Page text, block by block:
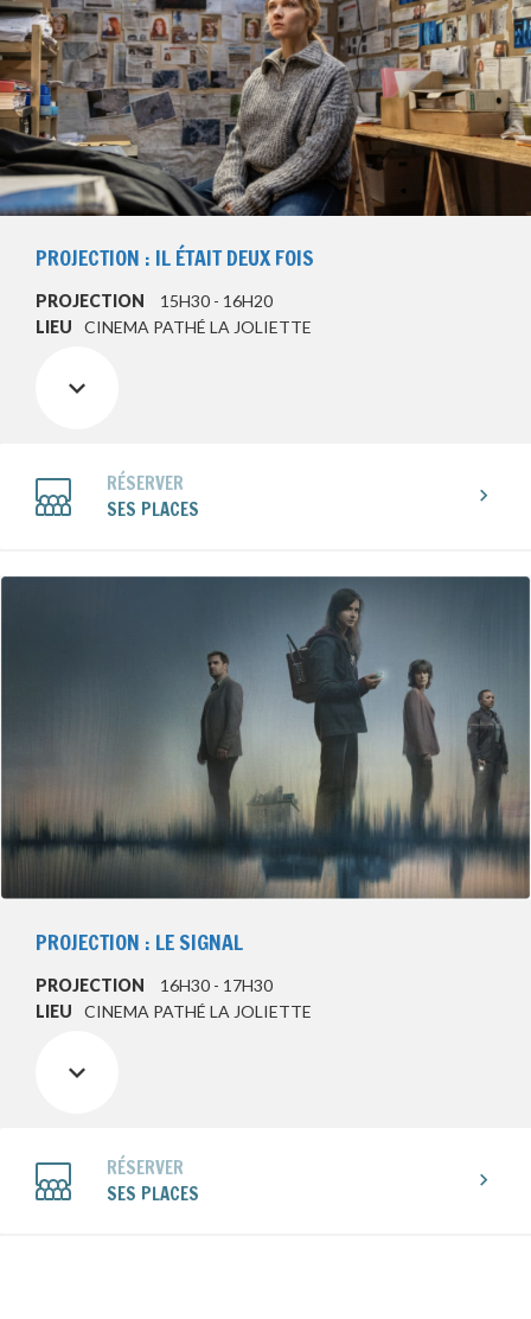
PROJECTION : IL ÉTAIT DEUX FOIS
PROJECTION
15H30 - 16H20
LIEU
CINEMA PATHÉ LA JOLIETTE
RÉSERVER
SES PLACES
PROJECTION : LE SIGNAL
PROJECTION
16H30 - 17H30
LIEU
CINEMA PATHÉ LA JOLIETTE
RÉSERVER
SES PLACES